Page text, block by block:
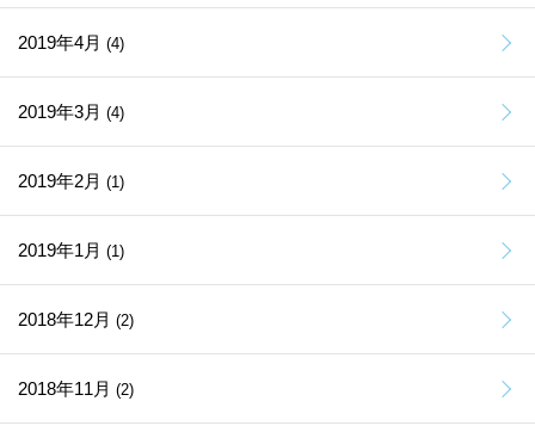
2019年4月 (4)
2019年3月 (4)
2019年2月 (1)
2019年1月 (1)
2018年12月 (2)
2018年11月 (2)